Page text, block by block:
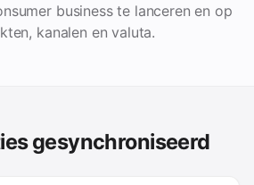
business te lanceren en op
kanalen en valuta.
gesynchroniseerd